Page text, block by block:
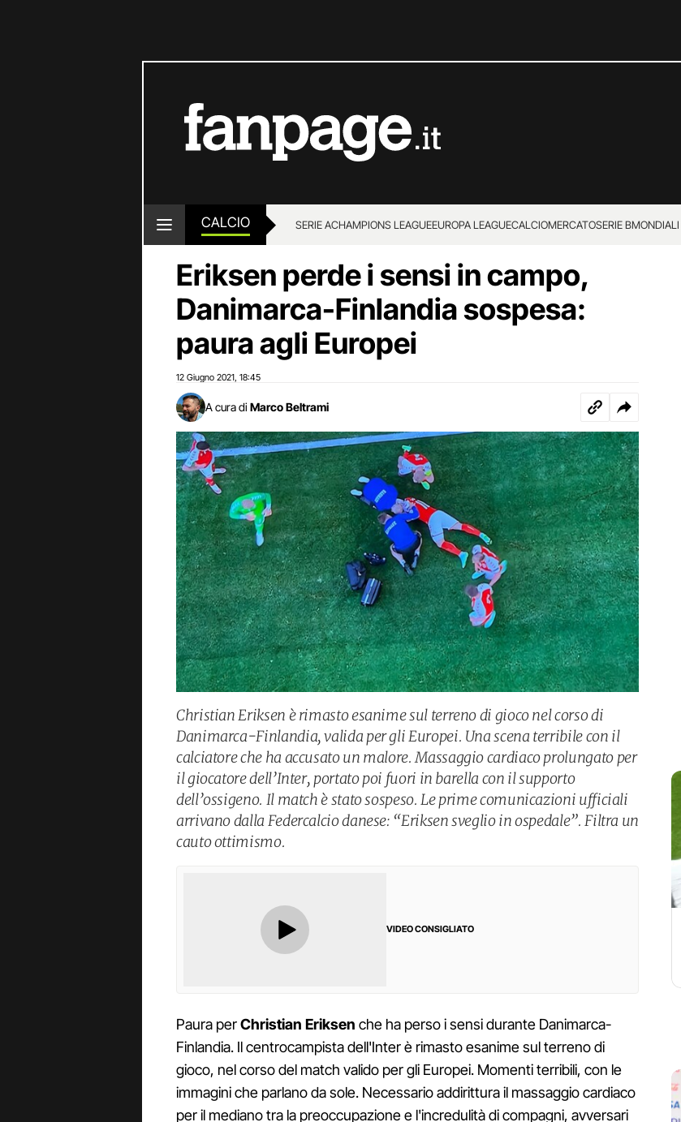
CALCIO SERIE ACHAMPIONS LEAGUEEUROPA LEAGUECALCIOMERCATOSERIE B
Eriksen perde i sensi in campo,
Danimarca-Finlandia sospesa:
paura agli Europei
12 Giugno 2021 18:45
A cura di Marco Beltrami
Christian Eriksen è rimasto esanime sul terreno di gioco nel corso di
Danimarca-Finlandia, valida per gli Europei. Una scena terribile con il
calciatore che ha accusato un malore. Massaggio cardiaco prolungato per
il giocatore dell’Inter, portato poi fuori in barella con il supporto
dell’ossigeno. Il match è stato sospeso. Le prime comunicazioni ufficiali
arrivano dalla Federcalcio danese: “Eriksen sveglio in ospedale”. Filtra un
cauto ottimismo.
VIDEO CONSIGLIATO
Paura perChristian Eriksen che ha perso i sensi durante Danimarca-
Finlandia. Il centrocampista dell'Inter è rimasto esanime sul terreno di
gioco, nel corso del match valido per gli Europei. Momenti terribili, con le
immagini che parlano da sole. Necessario addirittura il massaggio cardiaco
per il mediano tra la preoccupazione e l'incredulità di compagni, avversari